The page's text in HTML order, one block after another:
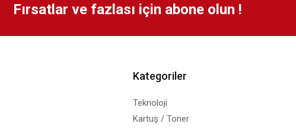
Fırsatlar ve fazlası için abone olun !
Kategoriler
Teknoloji
Kartuş / Toner